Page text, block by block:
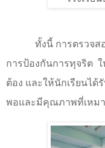
ทั้งนี้ การตรวจส
การป้องกันการทุจริต ใ
ต้อง และให้นักเรียนได้
พอและมีคุณภาพที่เหมา